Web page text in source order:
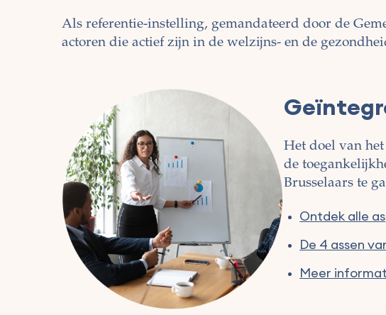
Als referentie-instelling, gemandateerd door de
actoren die actief zijn in de welzijns- en de
Het doel van
de
Brusselaars te
Ontdek alle
De 4 assen
Meer